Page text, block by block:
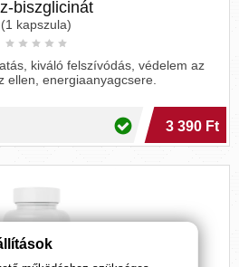
biszglicinát
(1 kapszula)
kiváló felszívódás, védelem az
ellen, energiaanyagcsere.
3 390 Ft